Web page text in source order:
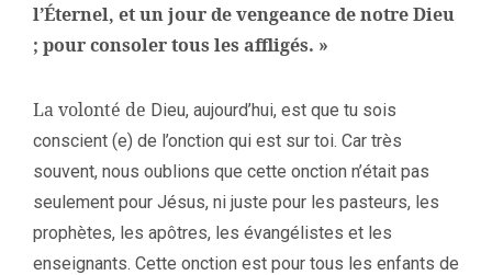
l’Éternel, et un jour de vengeance de notre Dieu
; pour consoler tous les affligés. »
La volonté de Dieu, aujourd’hui, est que tu sois
conscient (e) de l’onction qui est sur toi. Car très
souvent, nous oublions que cette onction n’était pas
seulement pour Jésus, ni juste pour les pasteurs, les
prophètes, les apôtres, les évangélistes et les
enseignants. Cette onction est pour tous les enfants de